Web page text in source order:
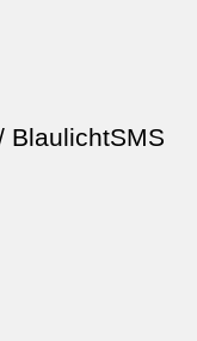
BlaulichtSMS